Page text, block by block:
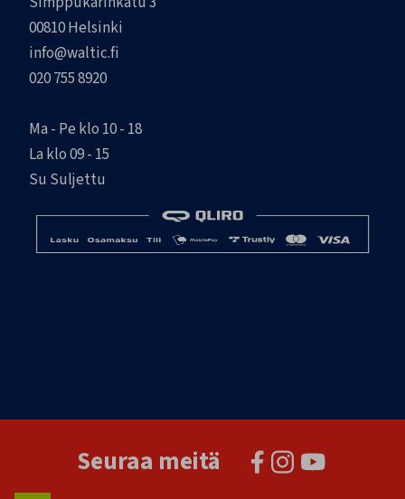
00810 Helsinki
info@waltic.fi
020 755 8920
Ma - Pe klo 10 - 18
La klo 09 - 15
Su Suljettu
Seuraa meitä